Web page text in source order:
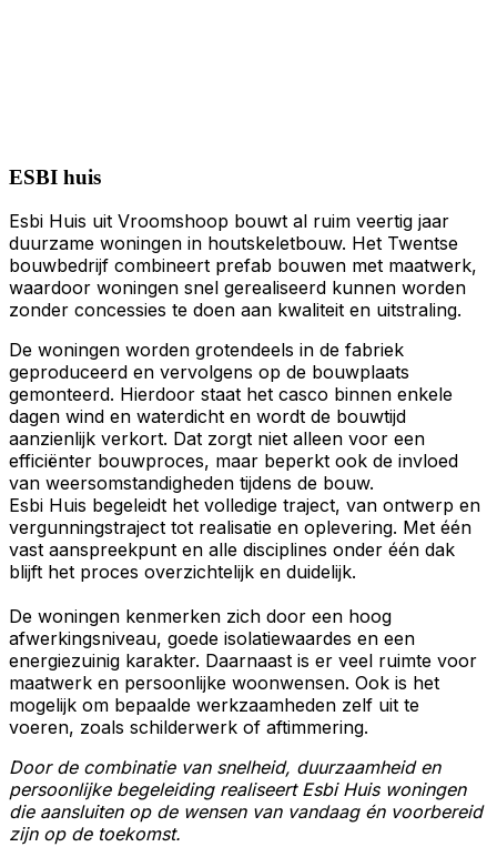
ESBI huis
Esbi Huis uit Vroomshoop bouwt al ruim veertig jaar
duurzame woningen in houtskeletbouw. Het Twentse
bouwbedrijf combineert prefab bouwen met maatwerk,
waardoor woningen snel gerealiseerd kunnen worden
zonder concessies te doen aan kwaliteit en uitstraling.
De woningen worden grotendeels in de fabriek
geproduceerd en vervolgens op de bouwplaats
gemonteerd. Hierdoor staat het casco binnen enkele
dagen wind en waterdicht en wordt de bouwtijd
aanzienlijk verkort. Dat zorgt niet alleen voor een
efficiënter bouwproces, maar beperkt ook de invloed
van weersomstandigheden tijdens de bouw.
Esbi Huis begeleidt het volledige traject, van ontwerp en
vergunningstraject tot realisatie en oplevering. Met één
vast aanspreekpunt en alle disciplines onder één dak
blijft het proces overzichtelijk en duidelijk.
De woningen kenmerken zich door een hoog
afwerkingsniveau, goede isolatiewaardes en een
energiezuinig karakter. Daarnaast is er veel ruimte voor
maatwerk en persoonlijke woonwensen. Ook is het
mogelijk om bepaalde werkzaamheden zelf uit te
voeren, zoals schilderwerk of aftimmering.
Door de combinatie van snelheid, duurzaamheid en
persoonlijke begeleiding realiseert Esbi Huis woningen
die aansluiten op de wensen van vandaag én voorbereid
zijn op de toekomst.